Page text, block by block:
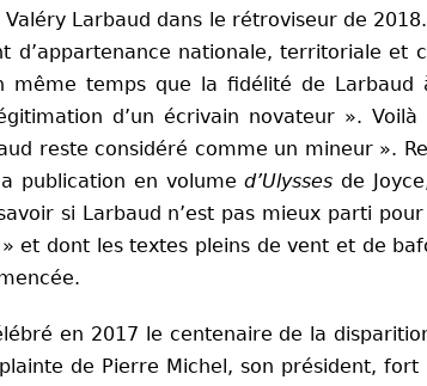
Larbaud dans le rétroviseur de
d’appartenance nationale, territoriale et
même temps que la fidélité de Larbaud
d’un écrivain novateur ». Voilà
reste considéré comme un mineur ».
publication en volumed’Ulysses de
si Larbaud n’est pas mieux parti
et dont les textes pleins de vent et de
en 2017 le centenaire de la
de Pierre Michel, son président,